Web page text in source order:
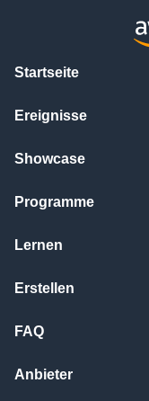
Startseite
Ereignisse
Showcase
Programme
Lernen
Erstellen
FAQ
Anbieter